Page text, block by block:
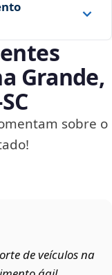
Grande,
sobre o
de veículos na